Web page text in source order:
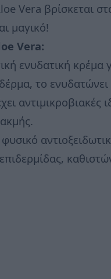
Vera βρίσκεται
μαγικό!
Vera:
ενυδατική
το ενυδατώνει
αντιμικροβιακές